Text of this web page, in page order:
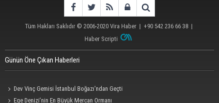
Tüm Hakları Saklıdır © 2006-2020 Vira Haber | +90 542 236 66 38 |
Haber Scripti
Günün Öne Çıkan Haberleri
Dev Vinç Gemisi İstanbul Boğazı'ndan Geçti
Ege Denizi’nin En Büyük Mercan Ormanı